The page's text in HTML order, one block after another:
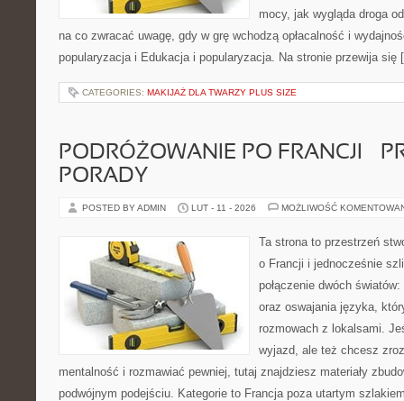
mocy, jak wygląda droga
na co zwracać uwagę, gdy w grę wchodzą opłacalność i
popularyzacja i Edukacja i popularyzacja. Na stronie przewija
CATEGORIES: MAKIJAŻ DLA TWARZY PLUS SIZE
PODRÓŻOWANIE PO FRANCJI –
PORADY
POSTED BY ADMIN LUT - 11 - 2026 MOŻLIWOŚĆ
Ta strona to przestrzeń
o Francji i jednocześnie
połączenie dwóch
oraz oswajania języka,
rozmowach z lokalsami.
wyjazd, ale też chcesz
mentalność i rozmawiać pewniej, tutaj znajdziesz materiały
podwójnym podejściu. Kategorie to Francja poza utartym